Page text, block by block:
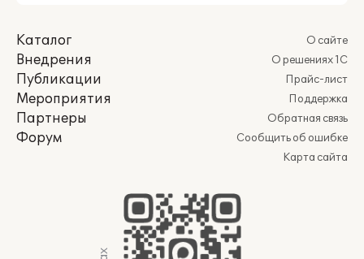
Каталог
Внедрения
Публикации
Мероприятия
Партнеры
Форум
О сайте
О решениях 1С
Прайс-лист
Поддержка
Обратная связь
Сообщить об ошибке
Карта сайта